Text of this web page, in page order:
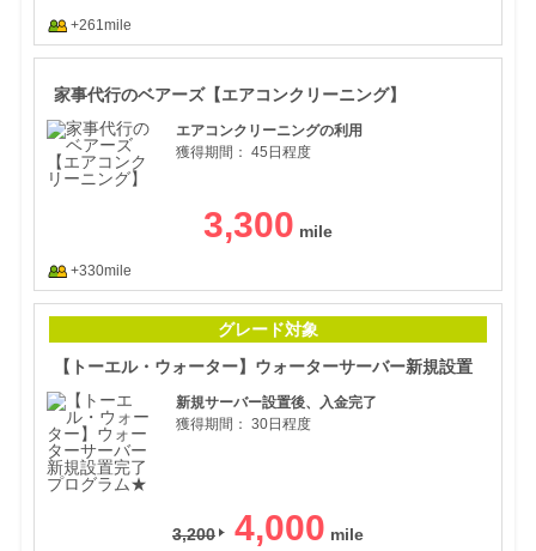
+261mile
家事代行のベアーズ【エアコンクリーニング】
エアコンクリーニングの利用
獲得期間： 45日程度
3,300
+330mile
グレード対象
【トーエル・ウォーター】ウォーターサーバー新規設置
新規サーバー設置後、入金完了
獲得期間： 30日程度
3,200 4,000